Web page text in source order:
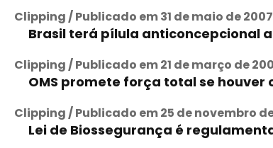
Clipping / Publicado em 31 de maio de 2007
Brasil terá pílula anticoncepcional a
Clipping / Publicado em 21 de março de
OMS promete força total se
Clipping / Publicado em 25 de novembro
Lei de Biossegurança é